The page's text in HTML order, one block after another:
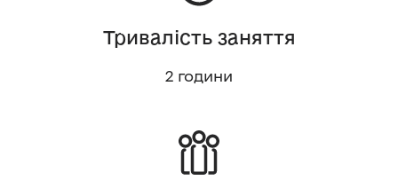
Тривалість заняття
2 години